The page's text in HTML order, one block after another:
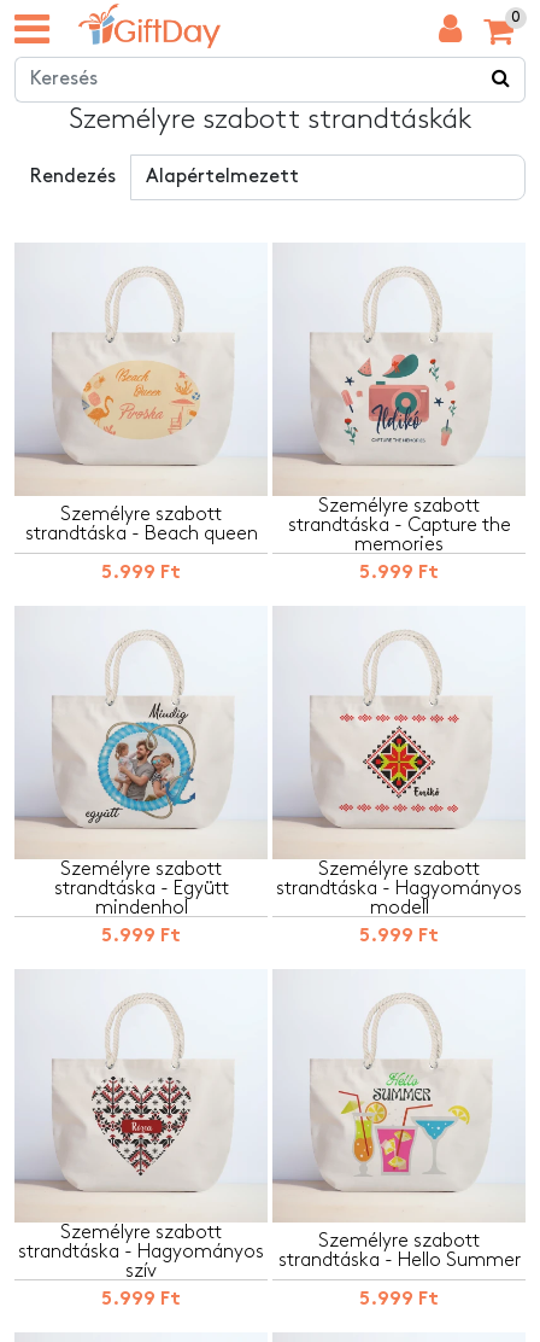
0
Személyre szabott strandtáskák
Rendezés
Személyre szabott
strandtáska - Beach queen
5.999 Ft
Személyre szabott
strandtáska - Capture the
memories
5.999 Ft
Személyre szabott
strandtáska - Együtt
mindenhol
5.999 Ft
Személyre szabott
strandtáska - Hagyományos
modell
5.999 Ft
Személyre szabott
strandtáska - Hagyományos
szív
5.999 Ft
Személyre szabott
strandtáska - Hello Summer
5.999 Ft